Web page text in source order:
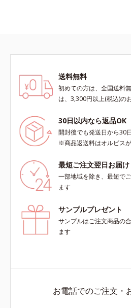
送料無料
初めての方は、全国送料
は、3,300円以上(税込)の
30日以内なら返品OK
開封後でも発送日から30
※商品返送料はオルビス
最短ご注文翌日お届け
一部地域を除き、最短で
ます
サンプルプレゼント
サンプルはご注文商品の
ます
お電話でのご注文・